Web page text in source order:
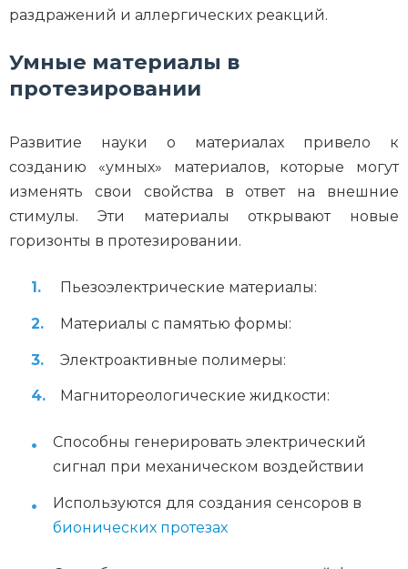
раздражений и аллергических реакций.
Умные материалы в
протезировании
Развитие науки о материалах привело к
созданию «умных» материалов, которые могут
изменять свои свойства в ответ на внешние
стимулы. Эти материалы открывают новые
горизонты в протезировании.
Пьезоэлектрические материалы:
Материалы с памятью формы:
Электроактивные полимеры:
Магнитореологические жидкости:
Способны генерировать электрический
сигнал при механическом воздействии
Используются для создания сенсоров в
бионических протезах